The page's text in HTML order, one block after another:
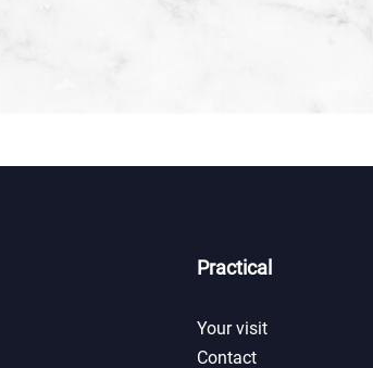
Practical
Your visit
Contact